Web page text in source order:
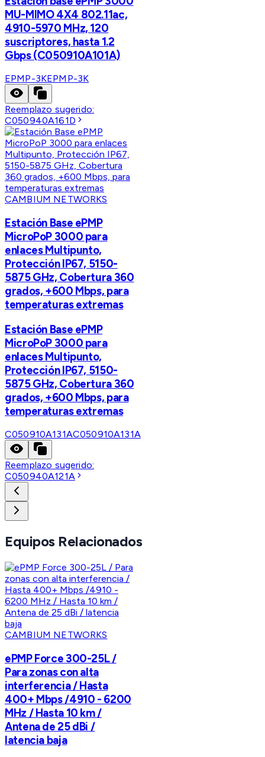
MU-MIMO 4X4 802.11ac,
4910-5970 MHz, 120
suscriptores, hasta 1.2
Gbps (C050910A101A)
EPMP-3KEPMP-3K
Reemplazo sugerido:
C050940A161D
CAMBIUM NETWORKS
Estación Base ePMP
MicroPoP 3000 para
enlaces Multipunto,
Protección IP67, 5150-
5875 GHz, Cobertura 360
grados, +600 Mbps, para
temperaturas extremas
Estación Base ePMP
MicroPoP 3000 para
enlaces Multipunto,
Protección IP67, 5150-
5875 GHz, Cobertura 360
grados, +600 Mbps, para
temperaturas extremas
C050910A131AC050910A131A
Reemplazo sugerido:
C050940A121A
Equipos Relacionados
CAMBIUM NETWORKS
ePMP Force 300-25L /
Para zonas con alta
interferencia / Hasta
400+ Mbps /4910 - 6200
MHz / Hasta 10 km /
Antena de 25 dBi /
latencia baja